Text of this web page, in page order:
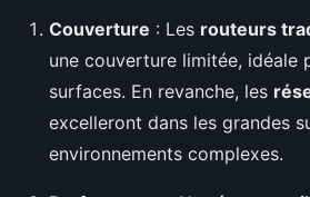
Couverture : Les routeurs
une couverture limitée, idéale
surfaces. En revanche, les
excelleront dans les grandes
environnements complexes.